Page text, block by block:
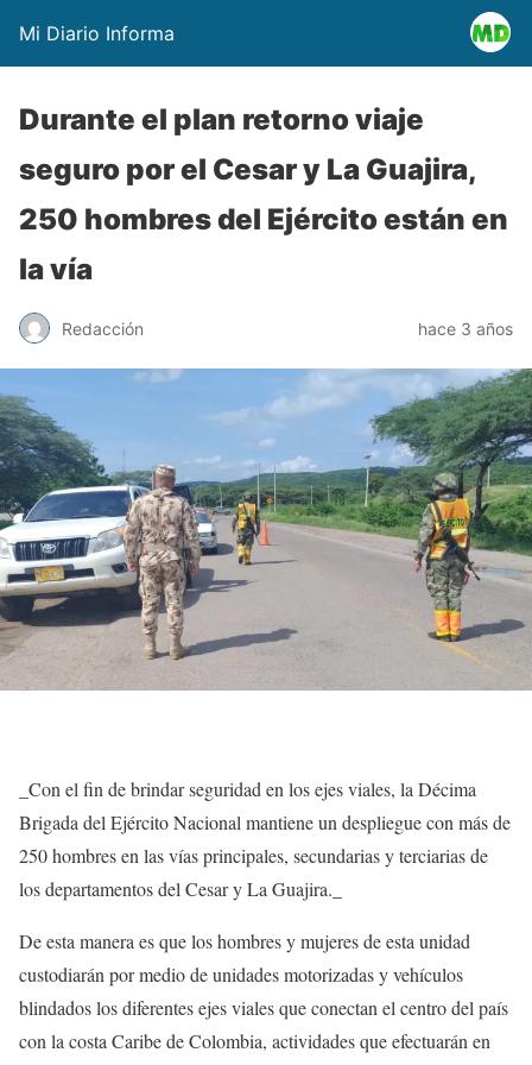
Mi Diario Informa
Durante el plan retorno viaje
seguro por el Cesar y La Guajira,
250 hombres del Ejército están en
la vía
Redacción hace 3 años
_Con el fin de brindar seguridad en los ejes viales, la Décima
Brigada del Ejército Nacional mantiene un despliegue con más de
250 hombres en las vías principales, secundarias y terciarias de
los departamentos del Cesar y La Guajira._
De esta manera es que los hombres y mujeres de esta unidad
custodiarán por medio de unidades motorizadas y vehículos
blindados los diferentes ejes viales que conectan el centro del país
con la costa Caribe de Colombia, actividades que efectuarán en